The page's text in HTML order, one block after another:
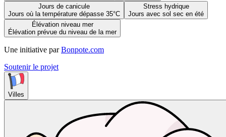
Jours de canicule
Jours où la température dépasse 35°C
Stress hydrique
Jours avec sol sec en été
Élévation niveau mer
Élévation prévue du niveau de la mer
Une initiative par Bonpote.com
Soutenir le projet
Villes